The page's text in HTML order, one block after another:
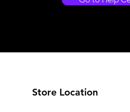
Store Location